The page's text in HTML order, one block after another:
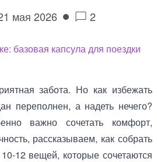
мая 2026 2
забота. Но как избежать
переполнен, а надеть нечего?
важно сочетать комфорт,
рассказываем, как собрать
12 вещей, которые сочетаются